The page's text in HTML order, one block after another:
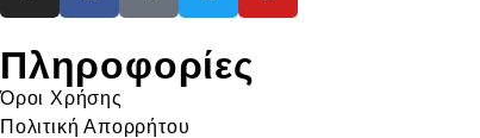
Πληροφορίες
Όροι Χρήσης
Πολιτική Απορρήτου